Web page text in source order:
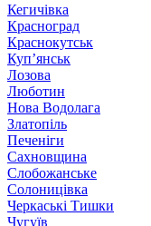
Кегичівка
Красноград
Краснокутськ
Куп’янськ
Лозова
Люботин
Нова Водолага
Златопіль
Печеніги
Сахновщина
Слобожанське
Солоницівка
Черкаські Тишки
Чугуїв